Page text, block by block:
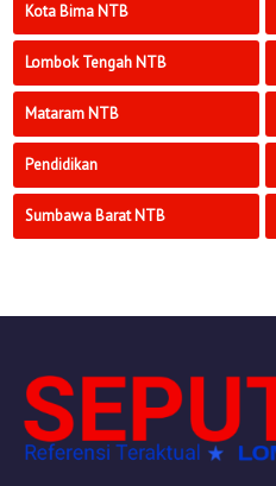
Kota Bima NTB
Lombok Tengah NTB
Mataram NTB
Pendidikan
Sumbawa Barat NTB